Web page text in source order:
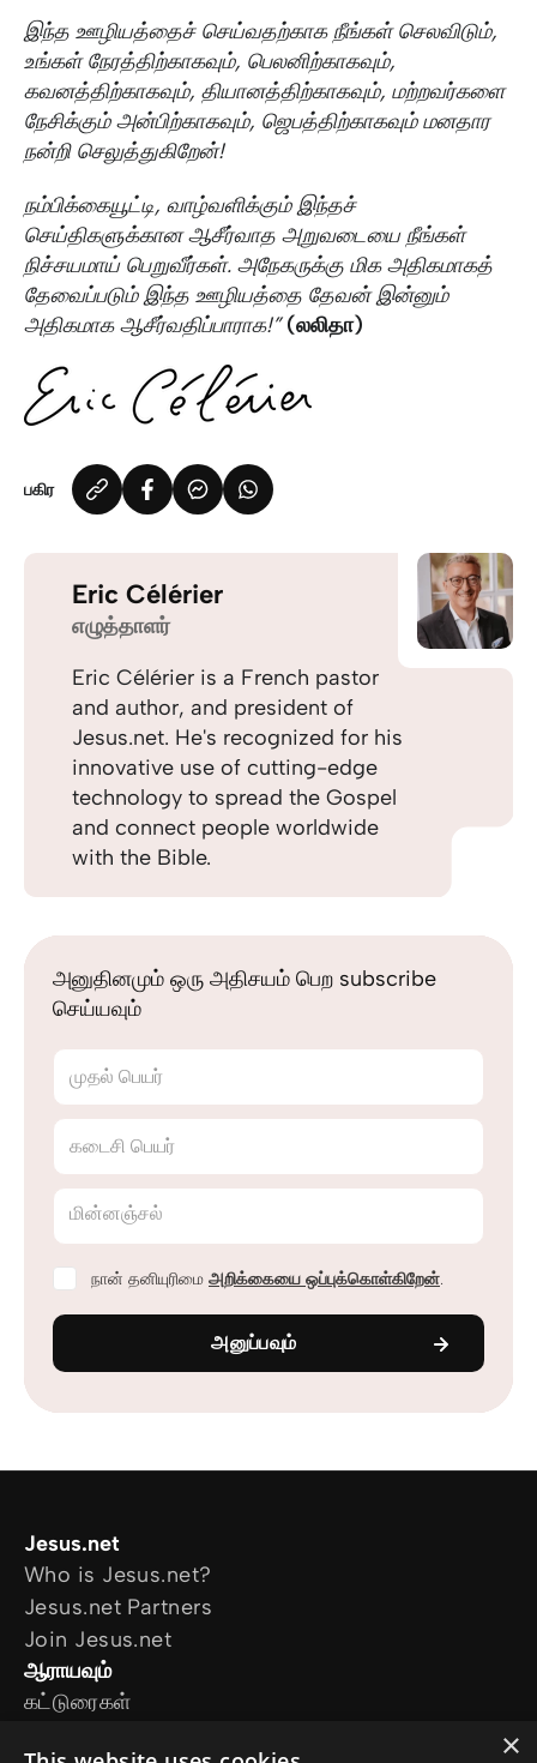
இந்த ஊழியத்தைச் செய்வதற்காக நீங்கள் செலவிடும்,
உங்கள் நேரத்திற்காகவும், பெலனிற்காகவும்,
கவனத்திற்காகவும், தியானத்திற்காகவும், மற்றவர்களை
நேசிக்கும் அன்பிற்காகவும், ஜெபத்திற்காகவும் மனதார
நன்றி செலுத்துகிறேன்!
நம்பிக்கையூட்டி, வாழ்வளிக்கும் இந்தச்
செய்திகளுக்கான ஆசீர்வாத அறுவடையை நீங்கள்
நிச்சயமாய் பெறுவீர்கள். அநேகருக்கு மிக அதிகமாகத்
தேவைப்படும் இந்த ஊழியத்தை தேவன் இன்னும்
அதிகமாக ஆசீர்வதிப்பாராக!” (லலிதா)
பகிர
Eric Célérier
எழுத்தாளர்
Eric Célérier is a French pastor
and author, and president of
Jesus.net. He's recognized for his
innovative use of cutting-edge
technology to spread the Gospel
and connect people worldwide
with the Bible.
அனுதினமும் ஒரு அதிசயம் பெற subscribe
செய்யவும்
முதல் பெயர்
கடைசி பெயர்
மின்னஞ்சல்
நான் தனியுரிமை அறிக்கையை ஒப்புக்கொள்கிறேன்.
அனுப்பவும்
Jesus.net
Who is Jesus.net?
Jesus.net Partners
Join Jesus.net
ஆராயவும்
கட்டுரைகள்
×